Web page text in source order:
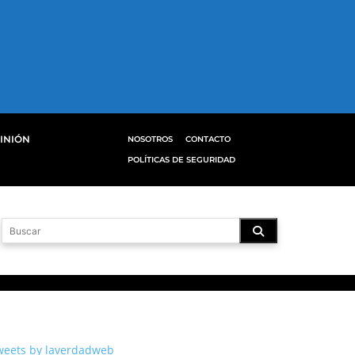
NOSOTROS
CONTACTO
POLÍTICAS DE SEGURIDAD
by laverdadweb